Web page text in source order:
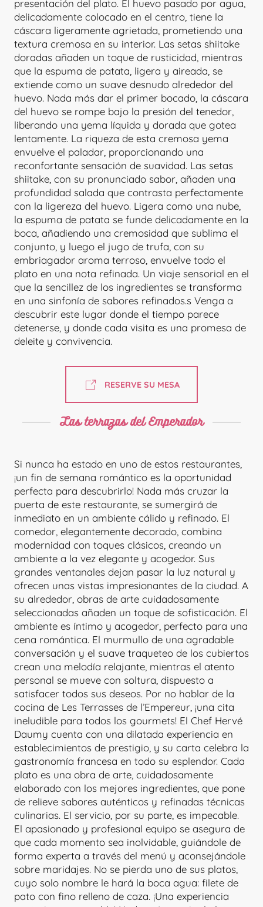
presentación del plato. El huevo pasado por agua,
delicadamente colocado en el centro, tiene la
cáscara ligeramente agrietada, prometiendo una
textura cremosa en su interior. Las setas shiitake
doradas añaden un toque de rusticidad, mientras
que la espuma de patata, ligera y aireada, se
extiende como un suave desnudo alrededor del
huevo. Nada más dar el primer bocado, la cáscara
del huevo se rompe bajo la presión del tenedor,
liberando una yema líquida y dorada que gotea
lentamente. La riqueza de esta cremosa yema
envuelve el paladar, proporcionando una
reconfortante sensación de suavidad. Las setas
shiitake, con su pronunciado sabor, añaden una
profundidad salada que contrasta perfectamente
con la ligereza del huevo. Ligera como una nube,
la espuma de patata se funde delicadamente en la
boca, añadiendo una cremosidad que sublima el
conjunto, y luego el jugo de trufa, con su
embriagador aroma terroso, envuelve todo el
plato en una nota refinada. Un viaje sensorial en el
que la sencillez de los ingredientes se transforma
en una sinfonía de sabores refinados.s Venga a
descubrir este lugar donde el tiempo parece
detenerse, y donde cada visita es una promesa de
deleite y convivencia.
RESERVE SU MESA
Las terrazas del Emperador
Si nunca ha estado en uno de estos restaurantes,
¡un fin de semana romántico es la oportunidad
perfecta para descubrirlo! Nada más cruzar la
puerta de este restaurante, se sumergirá de
inmediato en un ambiente cálido y refinado. El
comedor, elegantemente decorado, combina
modernidad con toques clásicos, creando un
ambiente a la vez elegante y acogedor. Sus
grandes ventanales dejan pasar la luz natural y
ofrecen unas vistas impresionantes de la ciudad. A
su alrededor, obras de arte cuidadosamente
seleccionadas añaden un toque de sofisticación. El
ambiente es íntimo y acogedor, perfecto para una
cena romántica. El murmullo de una agradable
conversación y el suave traqueteo de los cubiertos
crean una melodía relajante, mientras el atento
personal se mueve con soltura, dispuesto a
satisfacer todos sus deseos. Por no hablar de la
cocina de Les Terrasses de l’Empereur, ¡una cita
ineludible para todos los gourmets! El Chef Hervé
Daumy cuenta con una dilatada experiencia en
establecimientos de prestigio, y su carta celebra la
gastronomía francesa en todo su esplendor. Cada
plato es una obra de arte, cuidadosamente
elaborado con los mejores ingredientes, que pone
de relieve sabores auténticos y refinadas técnicas
culinarias. El servicio, por su parte, es impecable.
El apasionado y profesional equipo se asegura de
que cada momento sea inolvidable, guiándole de
forma experta a través del menú y aconsejándole
sobre maridajes. No se pierda uno de sus platos,
cuyo solo nombre le hará la boca agua: filete de
pato con fino relleno de caza. ¡Una experiencia